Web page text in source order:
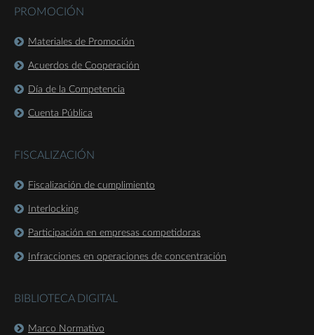
PROMOCIÓN
Materiales de Promoción
Acuerdos de Cooperación
Día de la Competencia
Cuenta Pública
FISCALIZACIÓN
Fiscalización de cumplimiento
Interlocking
Participación en empresas competidoras
Infracciones en operaciones de concentración
BIBLIOTECA DIGITAL
Marco Normativo